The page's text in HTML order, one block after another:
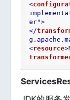
<
er">
</
<resource>